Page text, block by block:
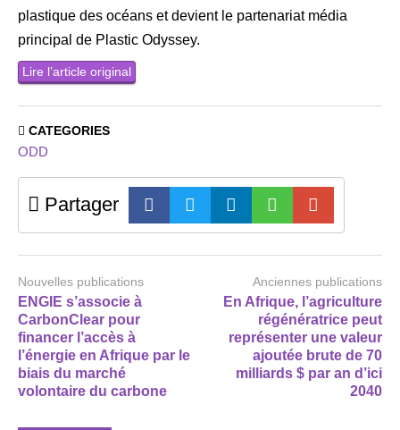
plastique des océans et devient le partenariat média
principal de Plastic Odyssey.
Lire l’article original
CATEGORIES
ODD
Partager
Nouvelles publications
ENGIE s’associe à
CarbonClear pour
financer l’accès à
l’énergie en Afrique par le
biais du marché
volontaire du carbone
Anciennes publications
En Afrique, l’agriculture
régénératrice peut
représenter une valeur
ajoutée brute de 70
milliards $ par an d’ici
2040